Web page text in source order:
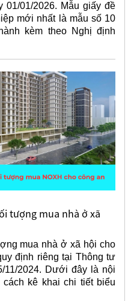
01/2026. Mẫu giấy đề
mới nhất là mẫu số 10
kèm theo Nghị định
tượng mua nhà ở xã
mua nhà ở xã hội cho
định riêng tại Thông tư
11/2024. Dưới đây là nội
kê khai chi tiết biểu